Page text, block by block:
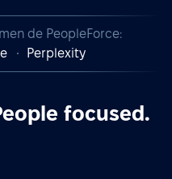
de PeopleForce:
Perplexity
focused.